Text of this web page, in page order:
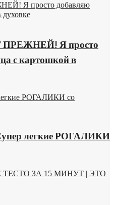
Я просто добавляю
Я просто
с картошкой в
РОГАЛИКИ со
легкие РОГАЛИКИ
ЗА 15 МИНУТ | ЭТО